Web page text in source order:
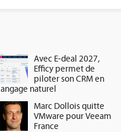
Avec E-deal 2027,
Efficy permet de
piloter son CRM en
langage naturel
Marc Dollois quitte
VMware pour Veeam
France